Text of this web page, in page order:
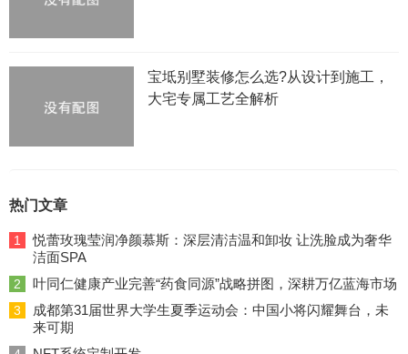
宝坻别墅装修怎么选?从设计到施工，
大宅专属工艺全解析
热门文章
1
悦蕾玫瑰莹润净颜慕斯：深层清洁温和卸妆 让洗脸成为奢华
洁面SPA
2 叶同仁健康产业完善“药食同源”战略拼图，深耕万亿蓝海市场
3
成都第31届世界大学生夏季运动会：中国小将闪耀舞台，未
来可期